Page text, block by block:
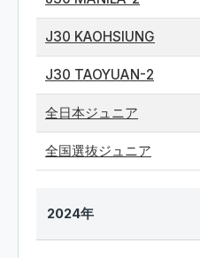
J30 KAOHSIUNG
J30 TAOYUAN-2
全日本ジュニア
全国選抜ジュニア
2024年